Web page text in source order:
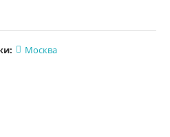
Москва